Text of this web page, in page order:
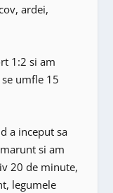
ardei,
1:2 si am
umfle 15
a inceput sa
si am
20 de minute,
legumele